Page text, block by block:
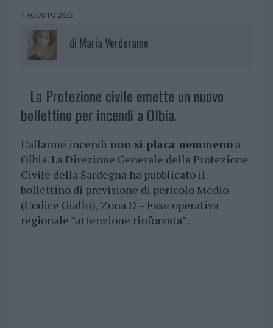
7 AGOSTO 2023
di Maria Verderame
La Protezione civile emette un nuovo
bollettino per incendi a Olbia.
L’allarme incendi non si placa nemmenoa
Olbia. La Direzione Generale della Protezione
Civile della Sardegna ha pubblicato il
bollettino di previsione di pericolo Medio
(Codice Giallo), Zona D – Fase operativa
regionale ”attenzione rinforzata”.